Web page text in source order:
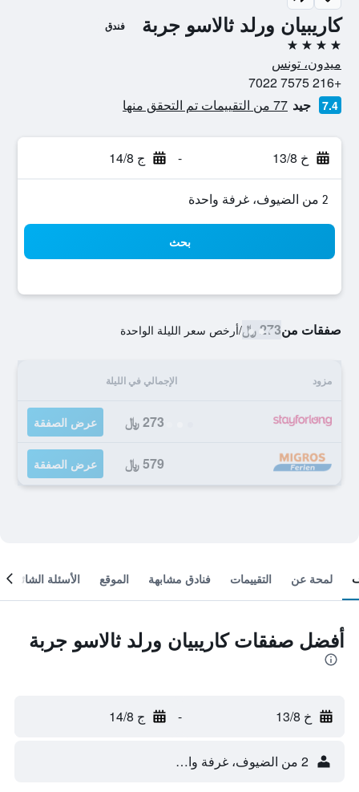
كاريبيان ورلد ثالاسو جربة فندق
4 نجوم
ميدون، تونس
+216 7575 7022
7.4 جيد 77 من التقييمات تم التحقق منها
خ 13/8 - ج 14/8
2 من الضيوف، غرفة واحدة
بحث
صفقات من273 ﷼ /أرخص سعر الليلة الواحدة
مزود الإجمالي في الليلة
273 ﷼ عرض الصفقة
579 ﷼ عرض الصفقة
لمحة عن التقييمات فنادق مشابهة الموقع الأسئلة الشائعة
أفضل صفقات كاريبيان ورلد ثالاسو جربة
خ 13/8 - ج 14/8
2 من الضيوف، غرفة واحدة